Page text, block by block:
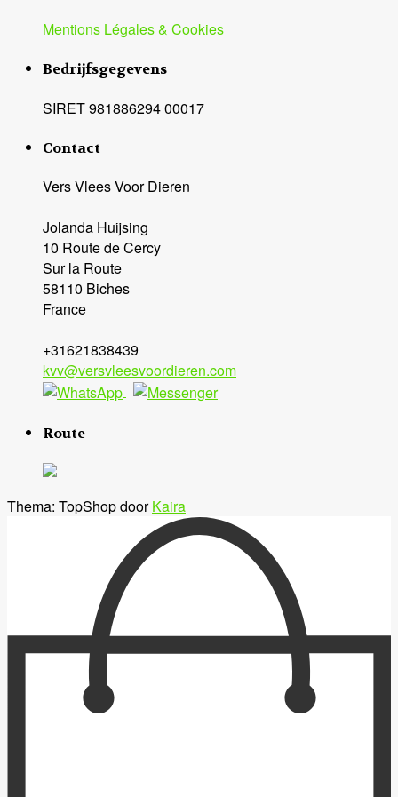
Mentions Légales & Cookies
Bedrijfsgegevens
SIRET 981886294 00017
Contact
Vers Vlees Voor Dieren
Jolanda Huijsing
10 Route de Cercy
Sur la Route
58110 Biches
France
+31621838439
kvv@versvleesvoordieren.com
Route
Thema: TopShop doorKaira